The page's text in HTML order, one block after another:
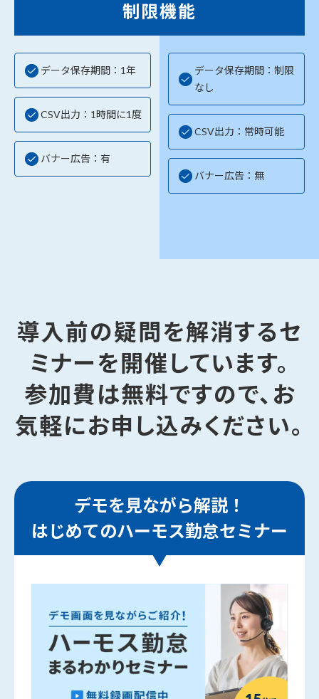
制限機能
データ保存期間：1年
CSV出力：1時間に1度
バナー広告：有
データ保存期間：制限
なし
CSV出力：常時可能
バナー広告：無
導入前の疑問を解消するセ
ミナーを開催しています。
参加費は無料ですので、お
気軽にお申し込みください。
デモを見ながら解説！
はじめてのハーモス勤怠セミナー